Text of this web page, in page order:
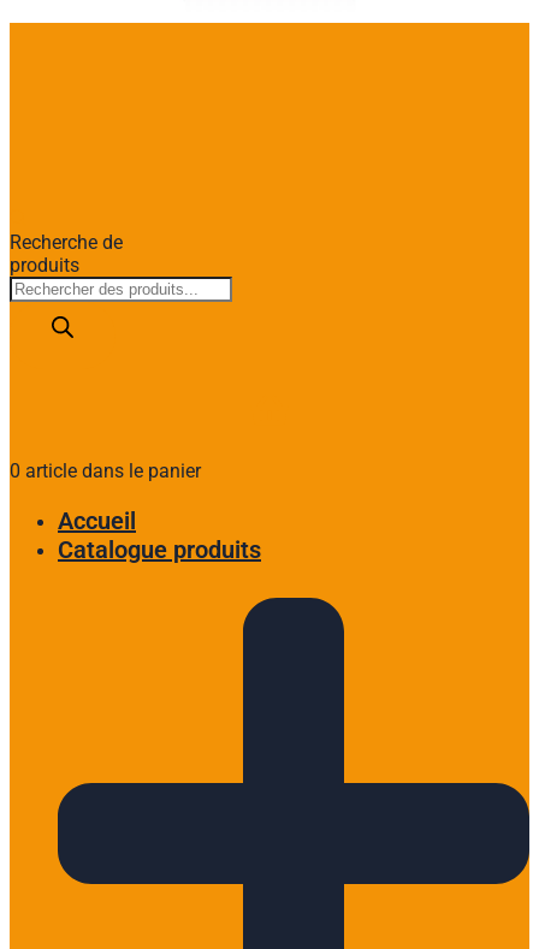
Recherche de
produits
0 article dans le panier
Accueil
Catalogue produits